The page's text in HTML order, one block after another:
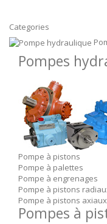
Categories
Pompes
Pompe à pistons
Pompe à palettes
Pompe à engrenages
Pompe à pistons
Pompe à pistons axiaux
Pompes à